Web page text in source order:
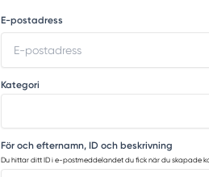
E-postadress
Kategori
För och efternamn, ID och beskrivning
Du hittar ditt ID i e-postmeddelandet du fick när du skapade